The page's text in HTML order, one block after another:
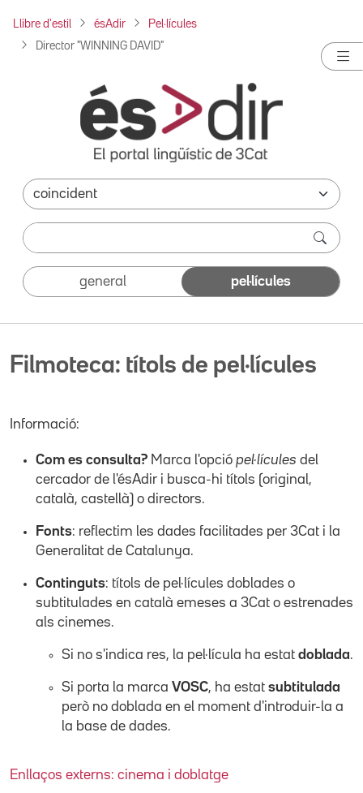
Llibre d'estil ésAdir Pel·lícules
Director "WINNING DAVID"
general pel·lícules
Filmoteca: títols de pel·lícules
Informació:
Com es consulta? Marca l'opció pel·lícules del
cercador de l'ésAdir i busca-hi títols (original,
català, castellà) o directors.
Fonts: reflectim les dades facilitades per 3Cat i la
Generalitat de Catalunya.
Continguts: títols de pel·lícules doblades o
subtitulades en català emeses a 3Cat o estrenades
als cinemes.
Si no s'indica res, la pel·lícula ha estat doblada.
Si porta la marca VOSC, ha estat subtitulada
però no doblada en el moment d'introduir-la a
la base de dades.
Enllaços externs: cinema i doblatge